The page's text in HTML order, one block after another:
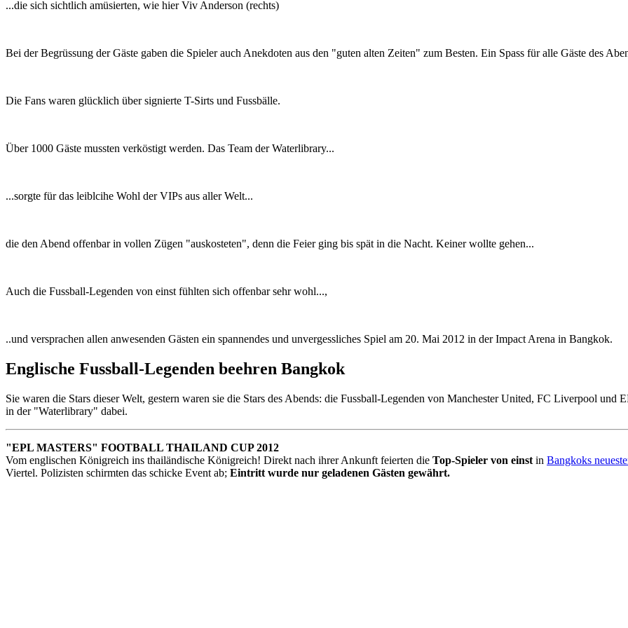
...die sich sichtlich amüsierten, wie hier Viv Anderson (rechts)
Bei der Begrüssung der Gäste gaben die Spieler auch Anekdoten aus den "guten alten Zeiten" zum Besten. Ein Spass für alle Gäste des
Die Fans waren glücklich über signierte T-Sirts und Fussbälle.
Über 1000 Gäste mussten verköstigt werden. Das Team der Waterlibrary...
...sorgte für das leiblcihe Wohl der VIPs aus aller Welt...
die den Abend offenbar in vollen Zügen "auskosteten", denn die Feier ging bis spät in die Nacht. Keiner wollte gehen...
Auch die Fussball-Legenden von einst fühlten sich offenbar sehr wohl...,
..und versprachen allen anwesenden Gästen ein spannendes und unvergessliches Spiel am 20. Mai 2012 in der Impact Arena in Bangkok.
Englische Fussball-Legenden beehren Bangkok
Sie waren die Stars dieser Welt, gestern waren sie die Stars des Abends: die Fussball-Legenden von Manchester United, FC Liverpool
in der "Waterlibrary" dabei.
"EPL MASTERS" FOOTBALL THAILAND CUP 2012
Vom englischen Königreich ins thailändische Königreich! Direkt nach ihrer Ankunft feierten die Top-Spieler von einst in Bangkoks
Viertel. Polizisten schirmten das schicke Event ab; Eintritt wurde nur geladenen Gästen gewährt.